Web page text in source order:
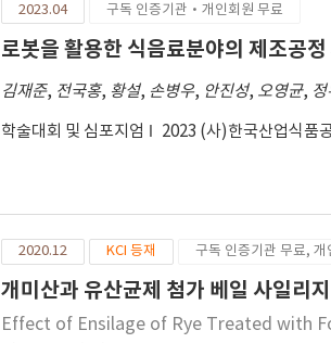
2023.04 구독 인증기관·개인회원 무료
로봇을 활용한 식음료분야의 제조공
김재준, 전국홍, 황설, 손병우, 안진성, 오영균,
학술대회 및 심포지엄 2023 (사)한국산업식품
2020.12 KCI 등재 구독 인증기관 무료, 개
개미산과 유산균제 첨가 베일 사일리
Effect of Ensilage of Rye Treated with